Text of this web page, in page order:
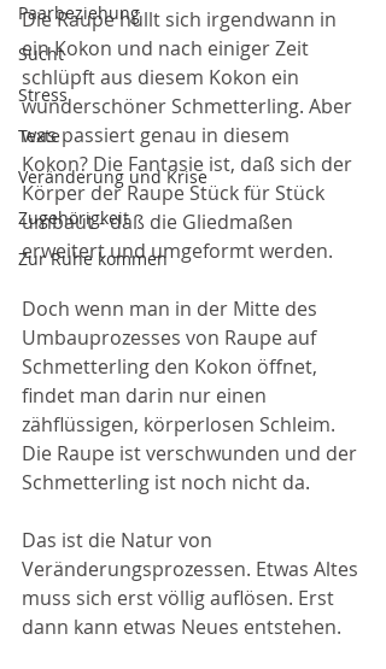
Paarbeziehung
Sucht
Stress
Texte
Veränderung und Krise
Zugehörigkeit
Zur Ruhe kommen
Die Raupe hüllt sich irgendwann in
ein Kokon und nach einiger Zeit
schlüpft aus diesem Kokon ein
wunderschöner Schmetterling. Aber
was passiert genau in diesem
Kokon? Die Fantasie ist, daß sich der
Körper der Raupe Stück für Stück
umbaut - daß die Gliedmaßen
erweitert und umgeformt werden.
Doch wenn man in der Mitte des
Umbauprozesses von Raupe auf
Schmetterling den Kokon öffnet,
findet man darin nur einen
zähflüssigen, körperlosen Schleim.
Die Raupe ist verschwunden und der
Schmetterling ist noch nicht da.
Das ist die Natur von
Veränderungsprozessen. Etwas Altes
muss sich erst völlig auflösen. Erst
dann kann etwas Neues entstehen.